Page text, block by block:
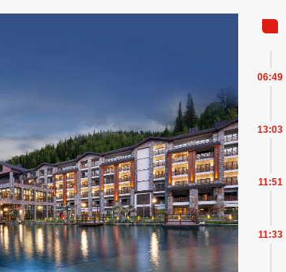
06:49
13:03
11:51
11:33